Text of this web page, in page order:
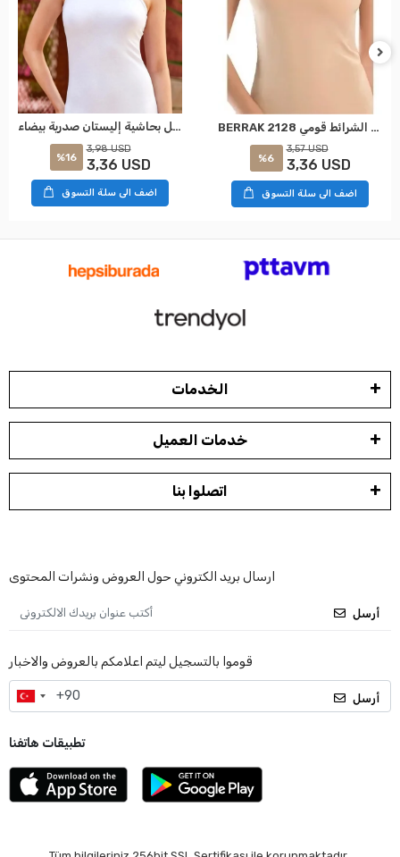
بيرراك 2128 حمالة حبل بحاشية إليستان صدرية بيضاء
%16
3,98 USD
3,36 USD
اضف الى سلة التسوق
BERRAK 2128 بيايلي إنك يلقي الابرو الشرائط قومي
%6
3,57 USD
3,36 USD
اضف الى سلة التسوق
الخدمات
خدمات العميل
اتصلوا بنا
ارسال بريد الكتروني حول العروض ونشرات المحتوى
أرسل
قوموا بالتسجيل ليتم اعلامكم بالعروض والاخبار
أرسل
تطبيقات هاتفنا